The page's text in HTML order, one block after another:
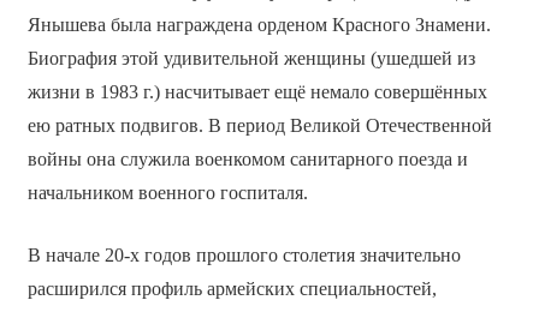
Янышева была награждена орденом Красного Знамени.
Биография этой удивительной женщины (ушедшей из
жизни в 1983 г.) насчитывает ещё немало совершённых
ею ратных подвигов. В период Великой Отечественной
войны она служила военкомом санитарного поезда и
начальником военного госпиталя.
В начале 20-х годов прошлого столетия значительно
расширился профиль армейских специальностей,